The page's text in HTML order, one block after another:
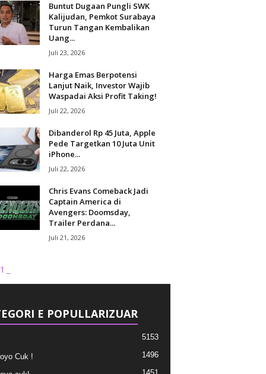
Buntut Dugaan Pungli SWK
Kalijudan, Pemkot Surabaya
Turun Tangan Kembalikan
Uang...
Juli 23, 2026
Harga Emas Berpotensi
Lanjut Naik, Investor Wajib
Waspadai Aksi Profit Taking!
Juli 22, 2026
Dibanderol Rp 45 Juta, Apple
Pede Targetkan 10 Juta Unit
iPhone...
Juli 22, 2026
Chris Evans Comeback Jadi
Captain America di
Avengers: Doomsday,
Trailer Perdana...
Juli 21, 2026
E POPULLARIZUAR
5153
Cuk ! 1496